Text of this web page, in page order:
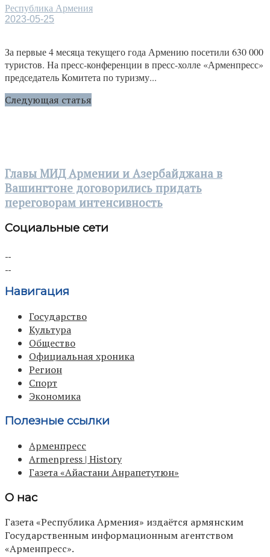
Республика Армения
2023-05-25
За первые 4 месяца текущего года Армению посетили 630 000
туристов. На пресс-конференции в пресс-холле «Арменпресс»
председатель Комитета по туризму...
Следующая статья
Главы МИД Армении и Азербайджана в
Вашингтоне договорились придать
переговорам интенсивность
Социальные сети
Навигация
Государство
Культура
Общество
Официальная хроника
Регион
Спорт
Экономика
Полезные ссылки
Арменпресс
Armenpress | History
Газета «Айастани Анрапетутюн»
О нас
Газета «Республика Армения» издаётся армянским
Государственным информационным агентством
«Арменпресс».